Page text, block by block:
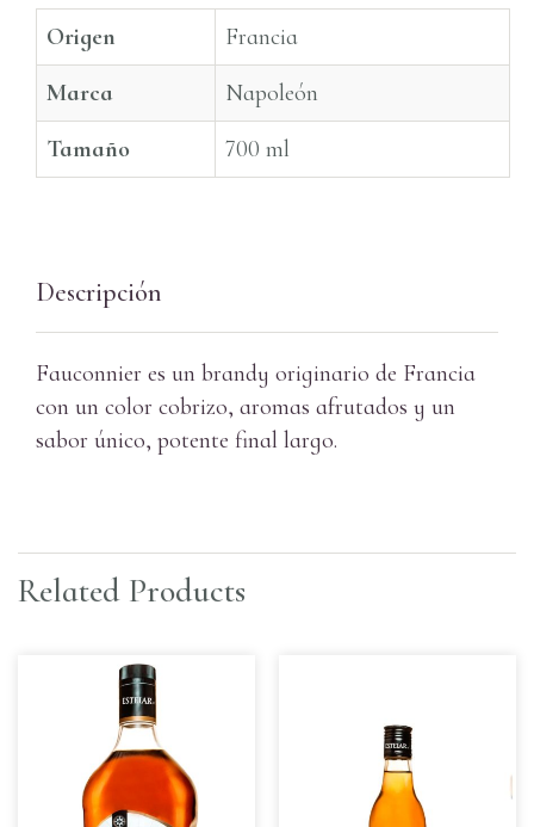
Origen
Francia
Marca
Napoleón
Tamaño
700 ml
Descripción
Fauconnier es un brandy originario de Francia
con un color cobrizo, aromas afrutados y un
sabor único, potente final largo.
Related Products